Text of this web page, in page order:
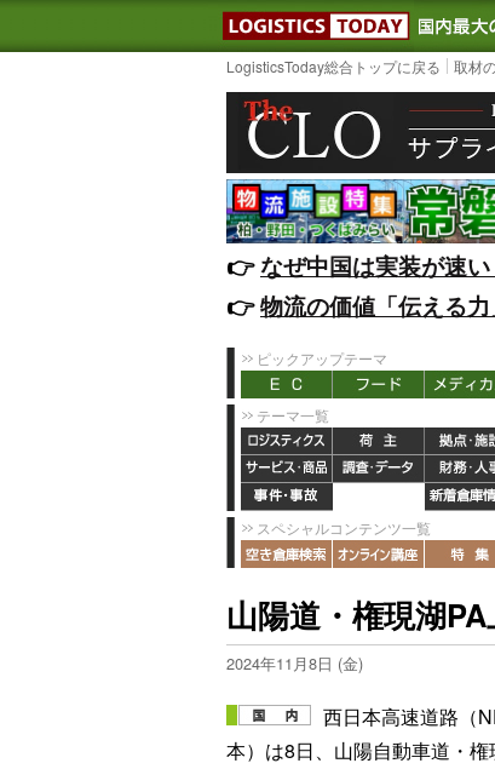
LogisticsToday総合トップに戻る 取材
👉️なぜ中国は実装が速
👉️物流の価値「伝える
ピックアップテーマ
テーマ一覧
スペシャルコンテンツ一覧
山陽道・権現湖
2024年11月8日 (金)
西日本高速道路（
本）は8日、山陽自動車道・権